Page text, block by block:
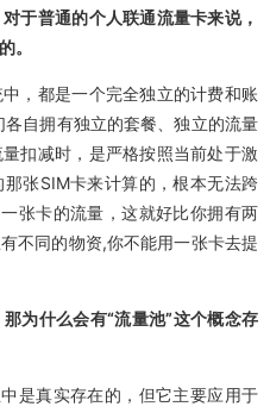
对于普通的个人联通流量卡来说，
。
，都是一个完全独立的计费和账
自拥有独立的套餐、独立的流量
扣减时，是严格按照当前处于激
张SIM卡来计算的，根本无法跨
张卡的流量，这就好比你拥有两
不同的物资,你不能用一张卡去提
为什么会有“流量池”这个概念存
是真实存在的，但它主要应用于